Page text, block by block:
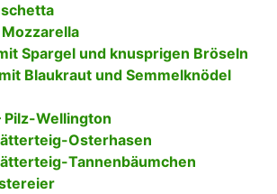
Spargel und knusprigen Bröseln
Blaukraut und Semmelknödel
Pilz-Wellington
Osterhasen
Tannenbäumchen